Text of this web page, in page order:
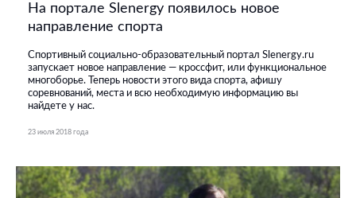
На портале Slenergy появилось новое
направление спорта
Спортивный социально-образовательный портал Slenergy.ru
запускает новое направление — кроссфит, или функциональное
многоборье. Теперь новости этого вида спорта, афишу
соревнований, места и всю необходимую информацию вы
найдете у нас.
23 июля 2018 года